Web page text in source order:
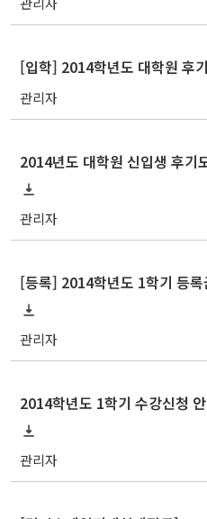
[입학] 2014학년도 대학원 후
관리자
2014년도 대학원 신입생 후기
관리자
[등록] 2014학년도 1학기 등록
관리자
2014학년도 1학기 수강신청
관리자